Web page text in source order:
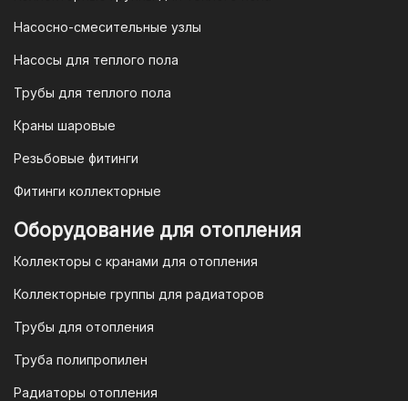
юридических лиц
Для наших корпоративных клиентов
мы предлагаем безналичную оплату по
выставим вам счет, который можно
оплатить в течение 3 рабочих дней.
организаций и ИП необходимо
связаться с оптовым отделом
электронную почту
opt@mail.ru
Насосно-смесительные узлы
Насосы для теплого пола
Трубы для теплого пола
Краны шаровые
Резьбовые фитинги
Фитинги коллекторные
Оборудование для отопления
Коллекторы с кранами для отопления
Коллекторные группы для радиаторов
Трубы для отопления
Труба полипропилен
Радиаторы отопления